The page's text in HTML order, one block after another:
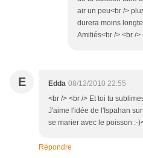
air un peu<br />
durera moins
Amitiés<br /> <br />
E Edda 08/12/2010 22:55
<br /> <br /> Et toi tu
J'aime l'idée de l'Ispahan
se marier avec le poisson :-
Répondre